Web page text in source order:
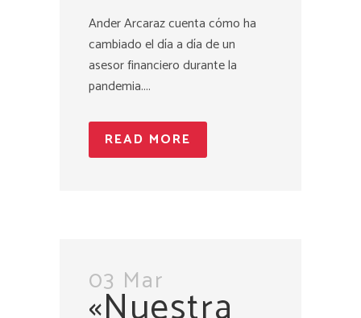
Ander Arcaraz cuenta cómo ha
cambiado el día a día de un
asesor financiero durante la
pandemia....
READ MORE
03 Mar